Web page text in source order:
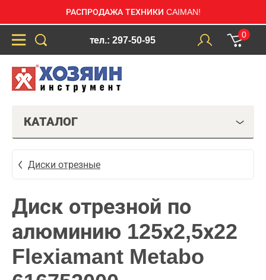
РАСПРОДАЖА ТЕХНИКИ CAIMAN!
тел.: 297-50-95
0
КАТАЛОГ
Диски отрезные
Диск отрезной по
алюминию 125х2,5х22
Flexiamant Metabo